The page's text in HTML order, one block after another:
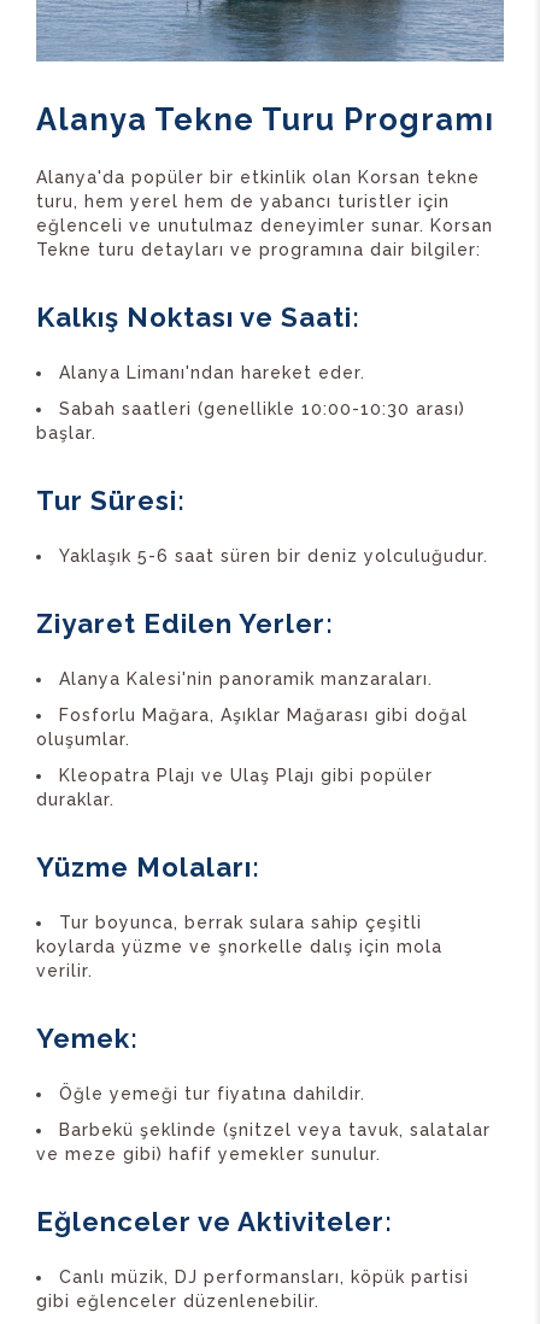
Alanya Tekne Turu Programı
Alanya'da popüler bir etkinlik olan Korsan tekne
turu, hem yerel hem de yabancı turistler için
eğlenceli ve unutulmaz deneyimler sunar. Korsan
Tekne turu detayları ve programına dair bilgiler:
Kalkış Noktası ve Saati:
Alanya Limanı'ndan hareket eder.
Sabah saatleri (genellikle 10:00-10:30 arası)
başlar.
Tur Süresi:
Yaklaşık 5-6 saat süren bir deniz yolculuğudur.
Ziyaret Edilen Yerler:
Alanya Kalesi'nin panoramik manzaraları.
Fosforlu Mağara, Aşıklar Mağarası gibi doğal
oluşumlar.
Kleopatra Plajı ve Ulaş Plajı gibi popüler
duraklar.
Yüzme Molaları:
Tur boyunca, berrak sulara sahip çeşitli
koylarda yüzme ve şnorkelle dalış için mola
verilir.
Yemek:
Öğle yemeği tur fiyatına dahildir.
Barbekü şeklinde (şnitzel veya tavuk, salatalar
ve meze gibi) hafif yemekler sunulur.
Eğlenceler ve Aktiviteler:
Canlı müzik, DJ performansları, köpük partisi
gibi eğlenceler düzenlenebilir.